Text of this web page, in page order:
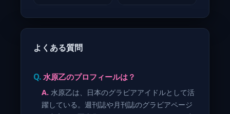
よくある質問
水原乙のプロフィールは？
水原乙は、日本のグラビアアイドルとして活
躍している。週刊誌や月刊誌のグラビアページ